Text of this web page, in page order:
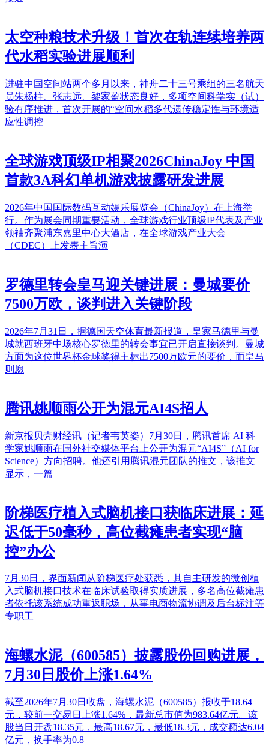
太空种粮技术升级！首次在轨连续培养两
代水稻实验进展顺利
进驻中国空间站两个多月以来，神舟二十三号乘组的三名航天
员朱杨柱、张志远、黎家盈状态良好，多项空间科学实（试）
验有序推进，首次开展的“空间水稻多代遗传稳定性与环境适
应性调控
全球游戏顶级IP相聚2026ChinaJoy 中国
首款3A科幻单机游戏披露研发进展
2026年中国国际数码互动娱乐展览会（ChinaJoy）在上海举
行。作为展会同期重要活动，全球游戏行业顶级IP代表及产业
领袖齐聚浦东嘉里中心大酒店，在全球游戏产业大会
（CDEC）上发表主旨演
罗德里转会皇马迎关键进展：曼城要价
7500万欧，谈判进入关键阶段
2026年7月31日，据德国天空体育最新报道，皇家马德里与曼
城就西班牙中场核心罗德里的转会事宜已开启直接谈判。曼城
方面为这位世界杯金球奖得主标出7500万欧元的要价，而皇马
则愿
腾讯姚顺雨公开为混元AI4S招人
新京报贝壳财经讯（记者韦英姿）7月30日，腾讯首席 AI 科
学家姚顺雨在国外社交媒体平台上公开为混元“AI4S”（AI for
Science）方向招聘。他还引用腾讯混元团队的推文，该推文
显示，一篇
阶梯医疗植入式脑机接口获临床进展：延
迟低于50毫秒，高位截瘫患者实现“脑
控”办公
7月30日，界面新闻从阶梯医疗处获悉，其自主研发的微创植
入式脑机接口技术在临床试验取得实质进展，多名高位截瘫患
者依托该系统成功重返职场，从事电商物流协调及后台标注等
专职工
海螺水泥（600585）披露股份回购进展，
7月30日股价上涨1.64%
截至2026年7月30日收盘，海螺水泥（600585）报收于18.64
元，较前一交易日上涨1.64%，最新总市值为983.64亿元。该
股当日开盘18.35元，最高18.67元，最低18.3元，成交额达6.04
亿元，换手率为0.8